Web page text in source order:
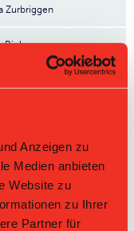
Anzeigen zu
Medien anbieten
Website zu
zu Ihrer
Partner für
Zurbriggen
Rieben
DNLB andere
PQ
2.556 46